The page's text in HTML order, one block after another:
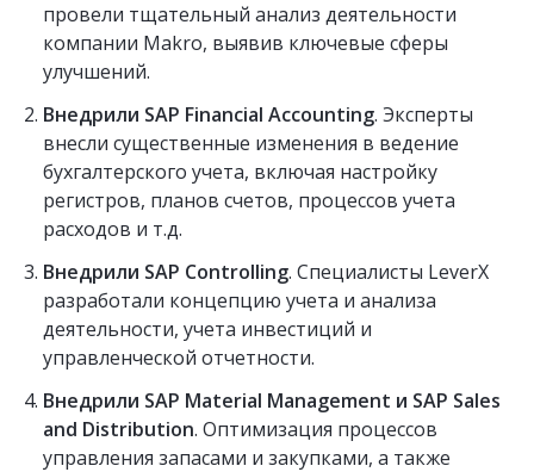
провели тщательный анализ деятельности
компании Makro, выявив ключевые сферы
улучшений.
Внедрили SAP Financial Accounting. Эксперты
внесли существенные изменения в ведение
бухгалтерского учета, включая настройку
регистров, планов счетов, процессов учета
расходов и т.д.
Внедрили SAP Controlling. Специалисты LeverX
разработали концепцию учета и анализа
деятельности, учета инвестиций и
управленческой отчетности.
Внедрили SAP Material Management и SAP Sales
and Distribution. Оптимизация процессов
управления запасами и закупками, а также